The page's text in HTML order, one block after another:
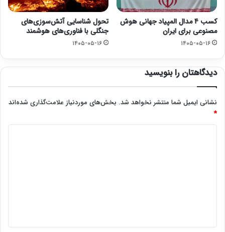
کسب ۴ مدال المپیاد جهانی هوش
مصنوعی برای ایران
۱۴۰۵-۰۵-۱۶
تحول شناسایی آتش‌سوزی‌های
جنگلی با فناوری‌های هوشمند
۱۴۰۵-۰۵-۱۶
دیدگاهتان را بنویسید
نشانی ایمیل شما منتشر نخواهد شد. بخش‌های موردنیاز علامت‌گذاری شده‌اند
*